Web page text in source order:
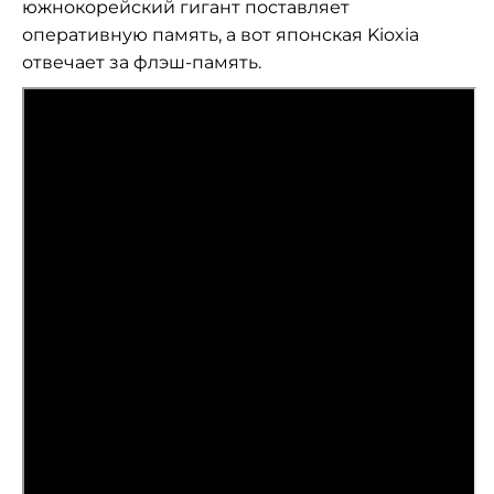
южнокорейский гигант поставляет
оперативную память, а вот японская Kioxia
отвечает за флэш-память.